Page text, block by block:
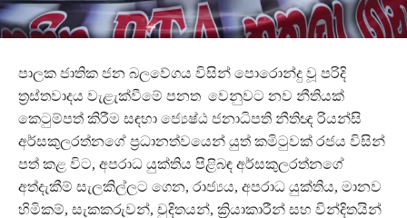
පාලක ජාතික ජන බලවේගය විසින් පොරොන්දු වූ පරිදි
ත්‍රස්තවාදය වැළැක්වීමේ පනත වෙනුවට නව නීතියක්
කෙටුම්පත් කිරීම සඳහා ජ්‍යෙෂ්ඨ ජනාධිපති නීතිඥ රියන්සි
අර්සකුලරත්නගේ ප්‍රධානත්වයෙන් යුත් කමිටුවක් රජය විසින්
පත් කළ විට, අපරාධ යුක්තිය පිළිබඳ අර්සකුලරත්නගේ
අත්දැකීම් සැලකිල්ලට ගෙන, රාජ්‍යය, අපරාධ යුක්තිය, මානව
හිමිකම්, සැකකරුවන්, චුදිතයන්, ක්‍රියාකාරීන් සහ වින්දිතයින්